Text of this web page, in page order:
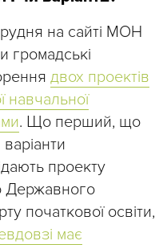
на сайті МОН
громадські
двох проектів
навчальної
. Що перший, що
проекту
Державного
початкової освіти,
має